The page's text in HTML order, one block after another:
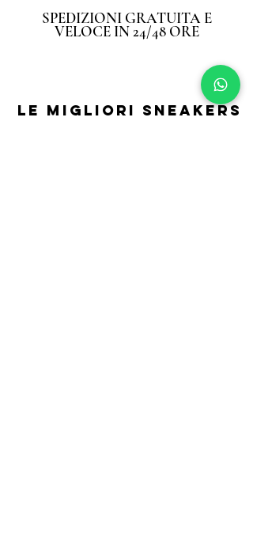
SPEDIZIONI GRATUITA E
VELOCE IN 24/48 ORE
LE MIGLIORI SNEAKERS